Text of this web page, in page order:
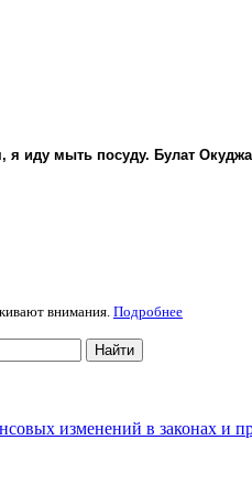
я иду мыть посуду. Булат
внимания. Подробнее
Найти
изменений в законах и